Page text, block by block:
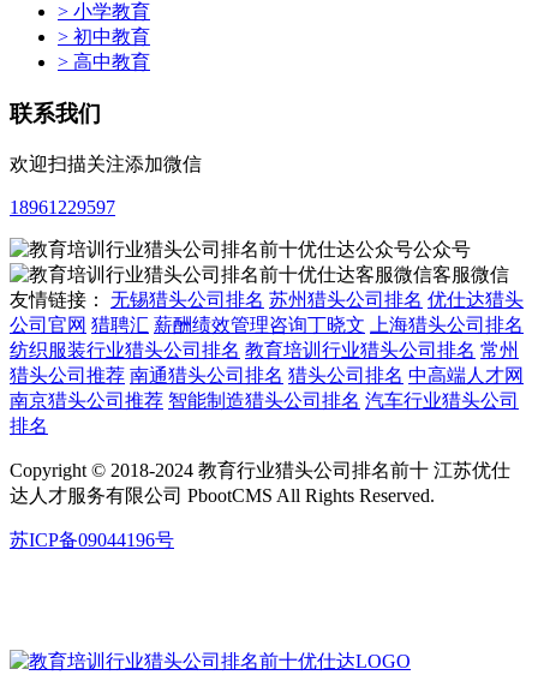
> 小学教育
> 初中教育
> 高中教育
联系我们
欢迎扫描关注添加微信
18961229597
公众号
客服微信
友情链接： 无锡猎头公司排名 苏州猎头公司排名 优仕达猎头
公司官网 猎聘汇 薪酬绩效管理咨询丁晓文
上海猎头公司排名
纺织服装行业猎头公司排名 教育培训行业猎头公司排名 常州
猎头公司推荐 南通猎头公司排名 猎头公司排名 中高端人才网
南京猎头公司推荐 智能制造猎头公司排名 汽车行业猎头公司
排名
Copyright © 2018-2024 教育行业猎头公司排名前十 江苏优仕
达人才服务有限公司 PbootCMS All Rights Reserved.
苏ICP备09044196号